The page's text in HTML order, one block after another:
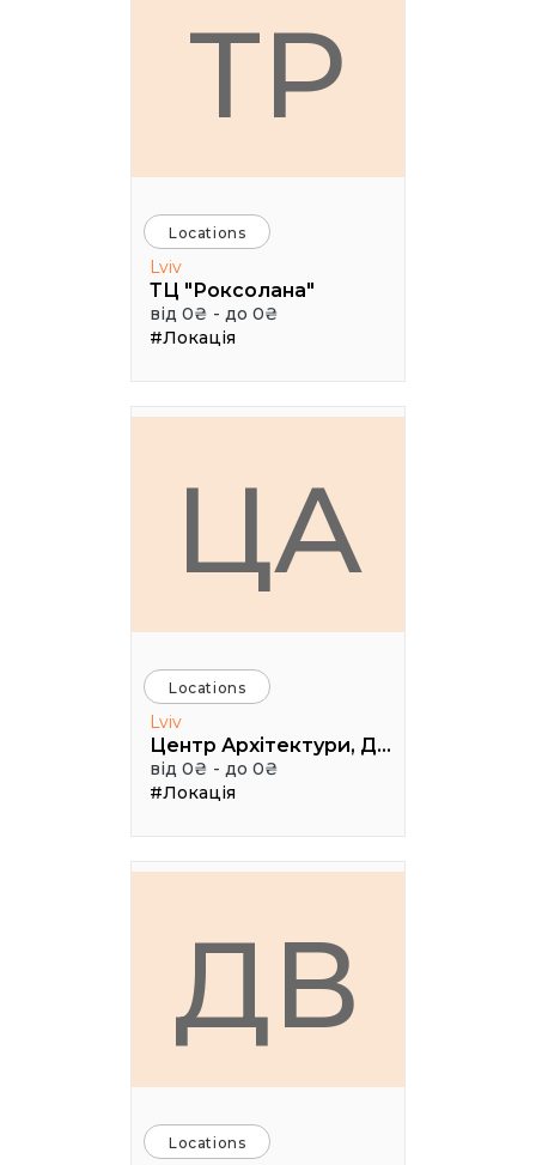
ТР
Locations
Lviv
ТЦ "Роксолана"
від 0₴ - до 0₴
#Локація
ЦА
Locations
Lviv
Центр Архітектури, Дизайну та Урбаністики Порохова ВЕЖА
від 0₴ - до 0₴
#Локація
ДВ
Locations